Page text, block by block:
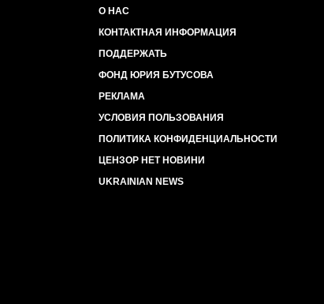
О НАС
КОНТАКТНАЯ ИНФОРМАЦИЯ
ПОДДЕРЖАТЬ
ФОНД ЮРИЯ БУТУСОВА
РЕКЛАМА
УСЛОВИЯ ПОЛЬЗОВАНИЯ
ПОЛИТИКА КОНФИДЕНЦИАЛЬНОСТИ
ЦЕНЗОР НЕТ НОВИНИ
UKRAINIAN NEWS